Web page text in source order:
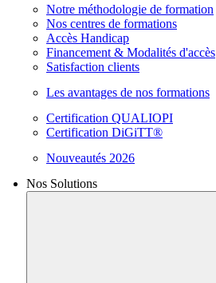
Notre méthodologie de formation
Nos centres de formations
Accès Handicap
Financement & Modalités d'accès
Satisfaction clients
Les avantages de nos formations
Certification QUALIOPI
Certification DiGiTT®
Nouveautés 2026
Nos Solutions